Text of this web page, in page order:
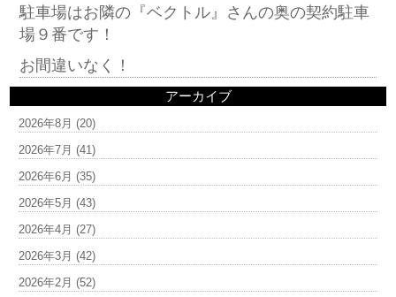
駐車場はお隣の『ベクトル』さんの奥の契約駐車
場９番です！
お間違いなく！
アーカイブ
2026年8月 (20)
2026年7月 (41)
2026年6月 (35)
2026年5月 (43)
2026年4月 (27)
2026年3月 (42)
2026年2月 (52)